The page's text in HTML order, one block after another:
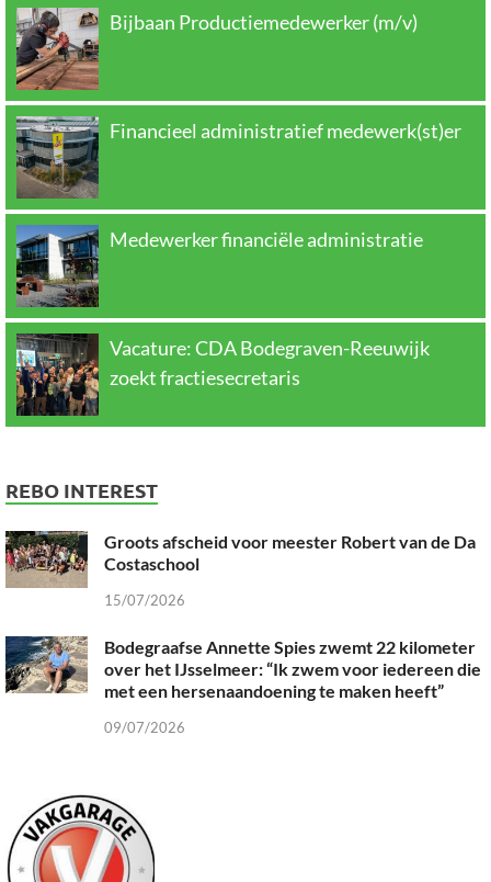
Bijbaan Productiemedewerker (m/v)
Financieel administratief medewerk(st)er
Medewerker financiële administratie
Vacature: CDA Bodegraven-Reeuwijk
zoekt fractiesecretaris
REBO INTEREST
Groots afscheid voor meester Robert van de Da
Costaschool
15/07/2026
Bodegraafse Annette Spies zwemt 22 kilometer
over het IJsselmeer: “Ik zwem voor iedereen die
met een hersenaandoening te maken heeft”
09/07/2026